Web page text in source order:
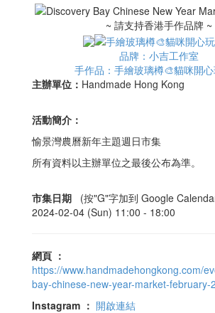
~ 請支持香港手作品牌 ~
品牌：小吉工作室
手作品：手繪玻璃樽🎨貓咪開
主辦單位： Handmade Hong Kong
活動簡介：
愉景灣農曆新年主題週日市集
所有資料以主辦單位之最後公布為準。
市集日期
(按"G"字加到 Google
2024-02-04 (Sun) 11:00 - 18:00
網頁 ：
https://www.handmadehongkong.com/
bay-chinese-new-year-market-february-
Instagram ： 開啟連結